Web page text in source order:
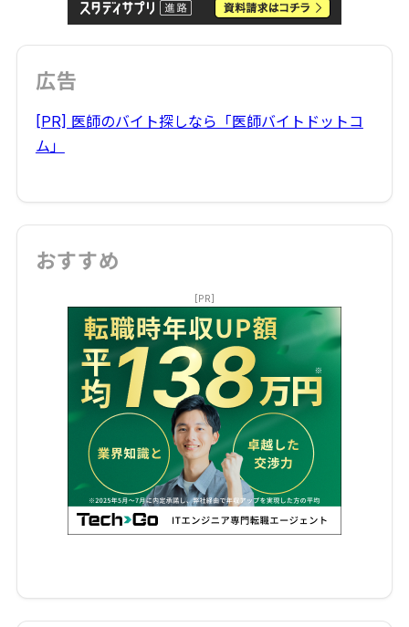
広告
[PR] 医師のバイト探しなら「医師バイトドットコ
ム」
おすすめ
[PR]